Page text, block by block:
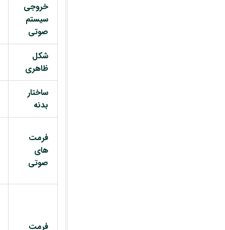
خروجی
سیستم
صوتی
شکل
ظاهری
ساختار
بدنه
فرمت
های
صوتی
فرمت